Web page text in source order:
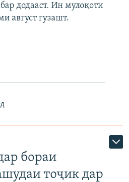
додааст. Ин мулоқоти
август гузашт.
бораи
тоҷик дар